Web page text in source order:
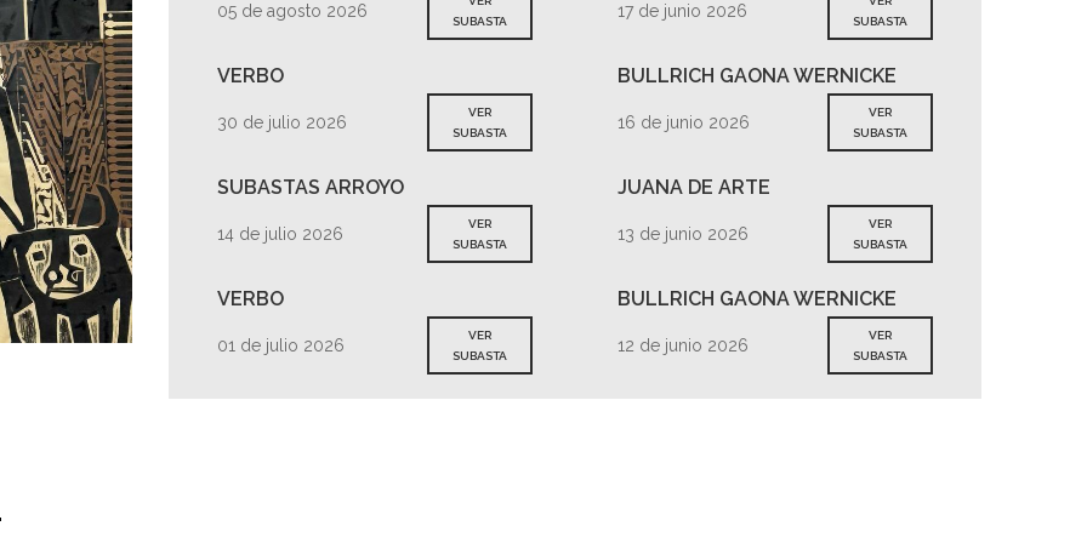
05 de agosto 2026
SUBASTA
VERBO
30 de julio 2026
VER
SUBASTA
SUBASTAS ARROYO
14 de julio 2026
VER
SUBASTA
VERBO
01 de julio 2026
VER
SUBASTA
17 de junio 2026
SUBASTA
BULLRICH GAONA WERNICKE
16 de junio 2026
VER
SUBASTA
JUANA DE ARTE
13 de junio 2026
VER
SUBASTA
BULLRICH GAONA WERNICKE
12 de junio 2026
VER
SUBASTA